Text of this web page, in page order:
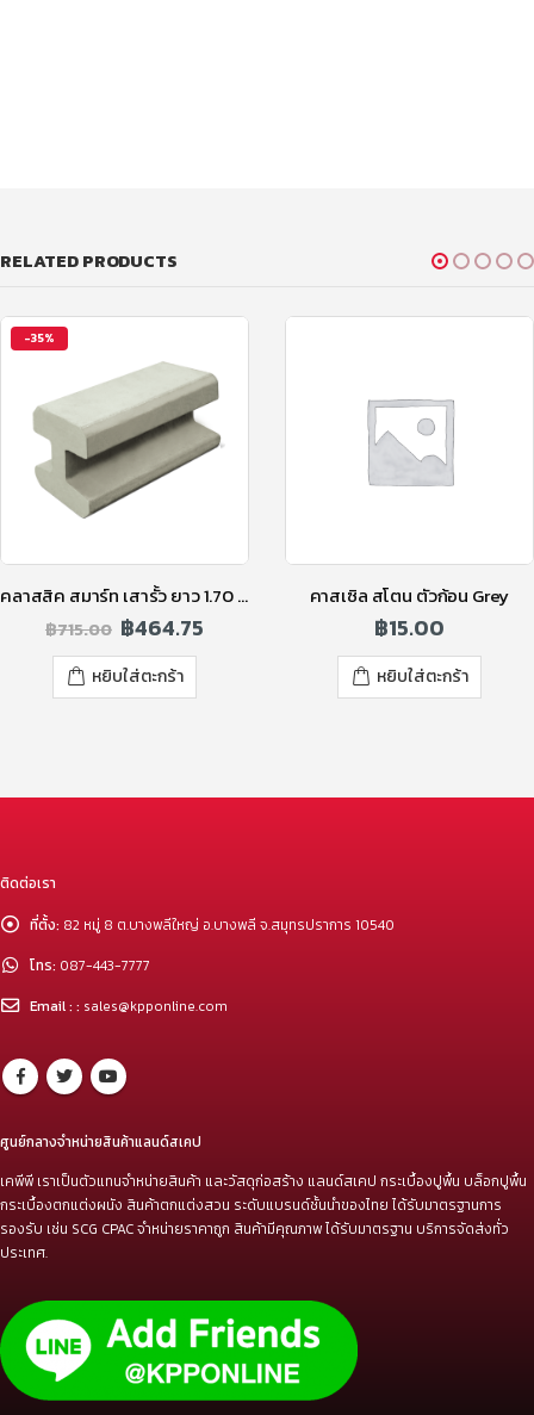
RELATED PRODUCTS
-35%
คลาสสิค สมาร์ท เสารั้ว ยาว 1.70 ม. สูง 1.50 ม.
฿715.00 ฿464.75
หยิบใส่ตะกร้า
คาสเซิล สโตน ตัวก้อน Grey
฿15.00
หยิบใส่ตะกร้า
ติดต่อเรา
ที่ตั้ง: 82 หมู่ 8 ต.บางพลีใหญ่ อ.บางพลี จ.สมุทรปราการ 10540
โทร: 087-443-7777
Email : : sales@kpponline.com
ศูนย์กลางจำหน่ายสินค้าแลนด์สเคป
เคพีพี เราเป็นตัวแทนจำหน่ายสินค้า และวัสดุก่อสร้าง แลนด์สเคป กระเบื้องปูพื้น บล็อกปูพื้น
กระเบื้องตกแต่งผนัง สินค้าตกแต่งสวน ระดับแบรนด์ชั้นนำของไทย ได้รับมาตรฐานการ
รองรับ เช่น SCG CPAC จำหน่ายราคาถูก สินค้ามีคุณภาพ ได้รับมาตรฐาน บริการจัดส่งทั่ว
ประเทศ.